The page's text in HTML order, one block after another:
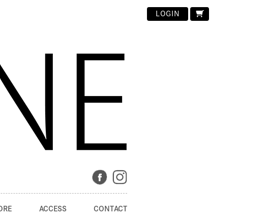
LOGIN
ACCESS CONTACT